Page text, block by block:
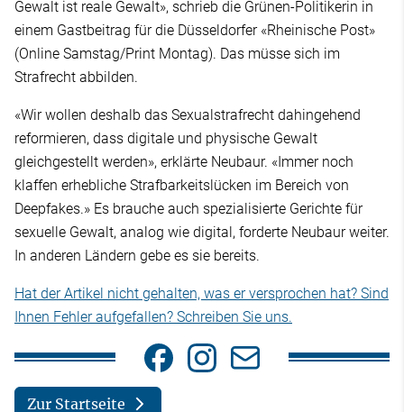
Gewalt ist reale Gewalt», schrieb die Grünen-Politikerin in
einem Gastbeitrag für die Düsseldorfer «Rheinische Post»
(Online Samstag/Print Montag). Das müsse sich im
Strafrecht abbilden.
«Wir wollen deshalb das Sexualstrafrecht dahingehend
reformieren, dass digitale und physische Gewalt
gleichgestellt werden», erklärte Neubaur. «Immer noch
klaffen erhebliche Strafbarkeitslücken im Bereich von
Deepfakes.» Es brauche auch spezialisierte Gerichte für
sexuelle Gewalt, analog wie digital, forderte Neubaur weiter.
In anderen Ländern gebe es sie bereits.
Hat der Artikel nicht gehalten, was er versprochen hat? Sind
Ihnen Fehler aufgefallen? Schreiben Sie uns.
Zur Startseite